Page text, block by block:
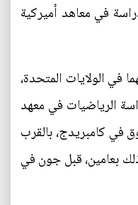
في معاهد أميركية
في الولايات المتحدة،
الرياضيات في معهد
في كامبريدج، بالقرب
2007. وبعد ذلك بعامين، قبل جون في